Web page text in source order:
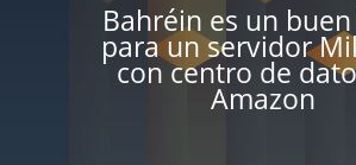
Bahréin es un
para un servidor
con centro de
Amazon